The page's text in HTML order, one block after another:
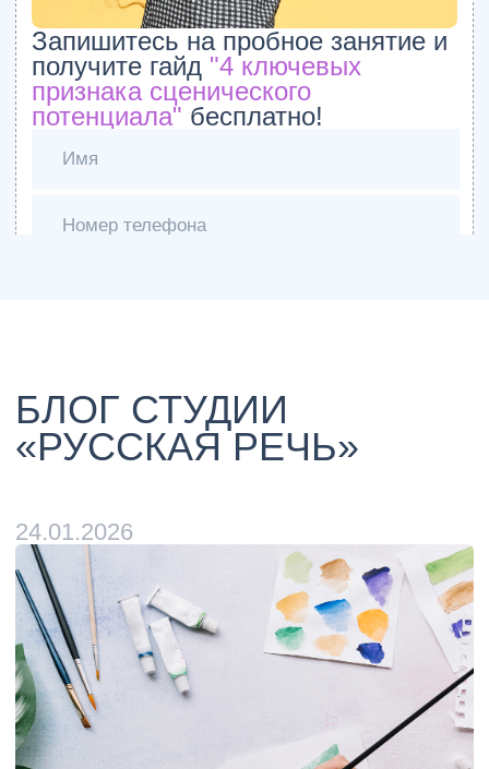
скороговорок
24.01.2026
В чём особенности актёрского
мастерства для подростков?